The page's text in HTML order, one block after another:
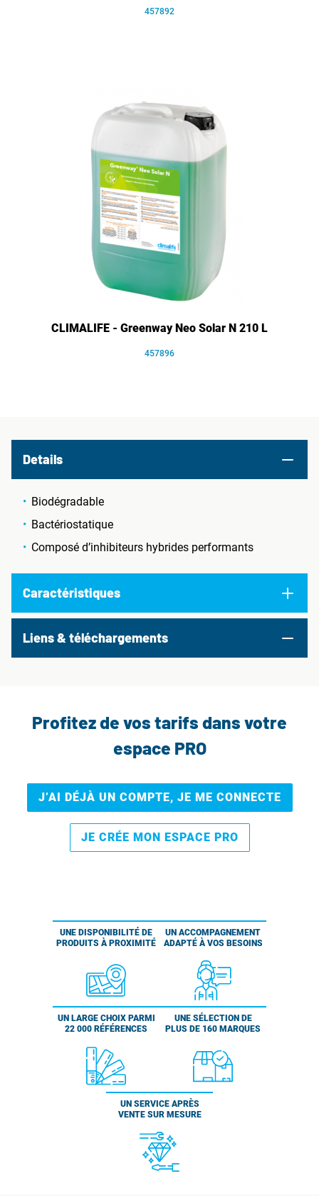
457892
CLIMALIFE - Greenway Neo Solar N 210 L
457896
Details
Biodégradable
Bactériostatique
Composé d’inhibiteurs hybrides performants
Caractéristiques
Liens & téléchargements
Profitez de vos tarifs dans votre
espace PRO
J’AI DÉJÀ UN COMPTE, JE ME CONNECTE
JE CRÉE MON ESPACE PRO
UNE DISPONIBILITÉ DE
PRODUITS À PROXIMITÉ
UN ACCOMPAGNEMENT
ADAPTÉ À VOS BESOINS
UN LARGE CHOIX PARMI
22 000 RÉFÉRENCES
UNE SÉLECTION DE
PLUS DE 160 MARQUES
UN SERVICE APRÈS
VENTE SUR MESURE